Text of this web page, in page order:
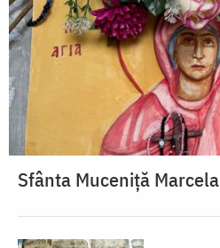
Sfânta Muceniță Marcela